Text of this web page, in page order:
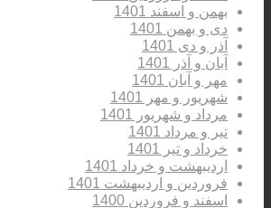
بهمن و اسفند 1401
دی و بهمن 1401
آذر و دی 1401
آبان و آذر 1401
مهر و آبان 1401
شهریور و مهر 1401
مرداد و شهریور 1401
تیر و مرداد 1401
خرداد و تیر 1401
اردیبهشت و خرداد 1401
فروردین و اردیبهشت 1401
اسفند و فروردین 1400